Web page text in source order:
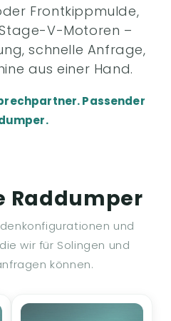
Frontkippmulde,
V-Motoren –
schnelle Anfrage,
aus einer Hand.
Passender
Raddumper
und
wir für Solingen und
können.